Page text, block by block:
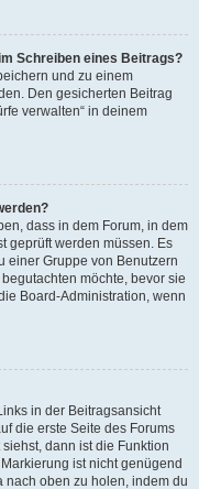
Schreiben eines Beitrags?
und zu einem
Den gesicherten Beitrag
verwalten“ in deinem
dass in dem Forum, in dem
geprüft werden müssen. Es
einer Gruppe von Benutzern
möchte, bevor sie
Board-Administration, wenn
in der Beitragsansicht
die erste Seite des Forums
dann ist die Funktion
ist nicht genügend
nach oben zu holen, indem du